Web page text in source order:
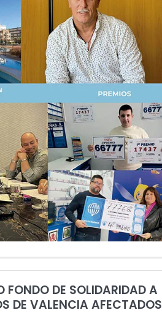
FONDO DE SOLIDARIDAD A
DE VALENCIA AFECTADOS